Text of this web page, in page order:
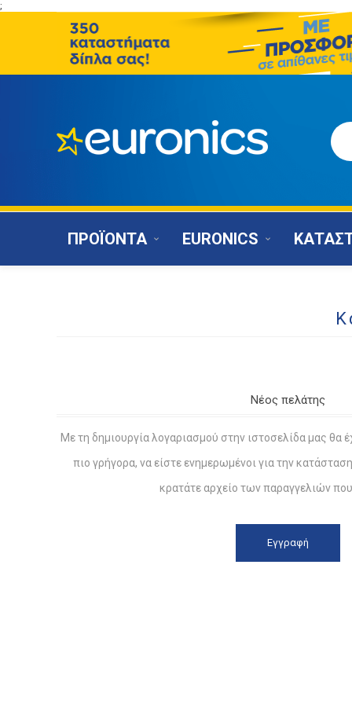
;
ΠΡΟΪΟΝΤΑ EURONICS
Νέος πελάτης
Με τη δημιουργία λογαριασμού στην ιστοσελίδα μας θα
πιο γρήγορα, να είστε ενημερωμένοι για την
κρατάτε αρχείο των παραγγελιών που